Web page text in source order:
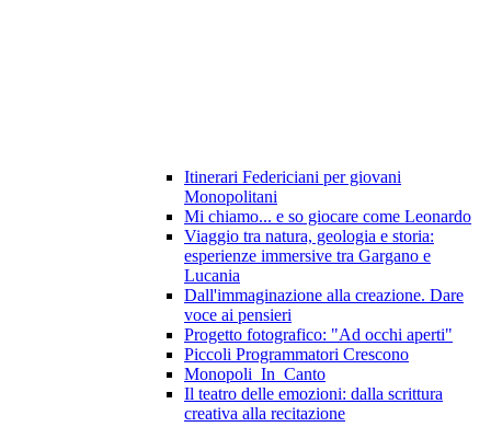
Itinerari Federiciani per giovani
Monopolitani
Mi chiamo... e so giocare come Leonardo
Viaggio tra natura, geologia e storia:
esperienze immersive tra Gargano e
Lucania
Dall'immaginazione alla creazione. Dare
voce ai pensieri
Progetto fotografico: "Ad occhi aperti"
Piccoli Programmatori Crescono
Monopoli_In_Canto
Il teatro delle emozioni: dalla scrittura
creativa alla recitazione